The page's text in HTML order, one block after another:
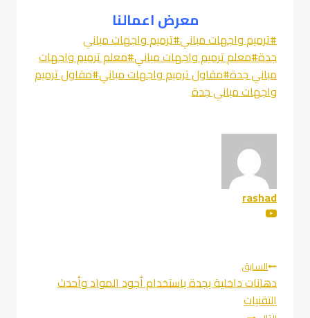
معرض اعمالنا
وسوم
المقال:
#ترميم واجهات مباني#ترميم واجهات مباني
جدة#معلم ترميم واجهات مباني#معلم ترميم واجهات
مباني جدة#مقاول ترميم واجهات مباني#مقاول ترميم
واجهات مباني جدة
rashad
تصفّح
المقالات
السابق
دهانات داخلية بجدة باستخدام أجود المواد وأحدث
التقنيات